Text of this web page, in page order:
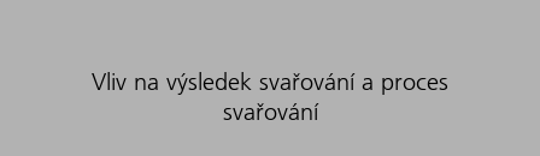
Vliv na výsledek svařování a proces
svařování